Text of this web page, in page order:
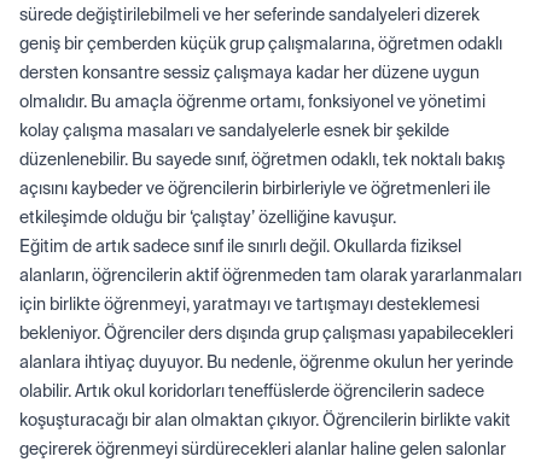
sürede değiştirilebilmeli ve her seferinde sandalyeleri dizerek
geniş bir çemberden küçük grup çalışmalarına, öğretmen odaklı
dersten konsantre sessiz çalışmaya kadar her düzene uygun
olmalıdır. Bu amaçla öğrenme ortamı, fonksiyonel ve yönetimi
kolay çalışma masaları ve sandalyelerle esnek bir şekilde
düzenlenebilir. Bu sayede sınıf, öğretmen odaklı, tek noktalı bakış
açısını kaybeder ve öğrencilerin birbirleriyle ve öğretmenleri ile
etkileşimde olduğu bir ‘çalıştay’ özelliğine kavuşur.
Eğitim de artık sadece sınıf ile sınırlı değil. Okullarda fiziksel
alanların, öğrencilerin aktif öğrenmeden tam olarak yararlanmaları
için birlikte öğrenmeyi, yaratmayı ve tartışmayı desteklemesi
bekleniyor. Öğrenciler ders dışında grup çalışması yapabilecekleri
alanlara ihtiyaç duyuyor. Bu nedenle, öğrenme okulun her yerinde
olabilir. Artık okul koridorları teneffüslerde öğrencilerin sadece
koşuşturacağı bir alan olmaktan çıkıyor. Öğrencilerin birlikte vakit
geçirerek öğrenmeyi sürdürecekleri alanlar haline gelen salonlar